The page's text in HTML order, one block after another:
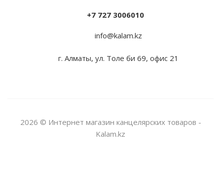
+7 727 3006010
info@kalam.kz
г. Алматы, ул. Толе би 69, офис 21
2026 © Интернет магазин канцелярских товаров -
Kalam.kz